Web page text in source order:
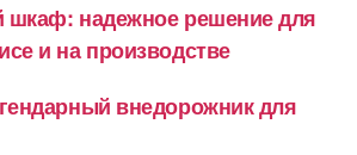
шкаф: надежное решение для
и на производстве
внедорожник для